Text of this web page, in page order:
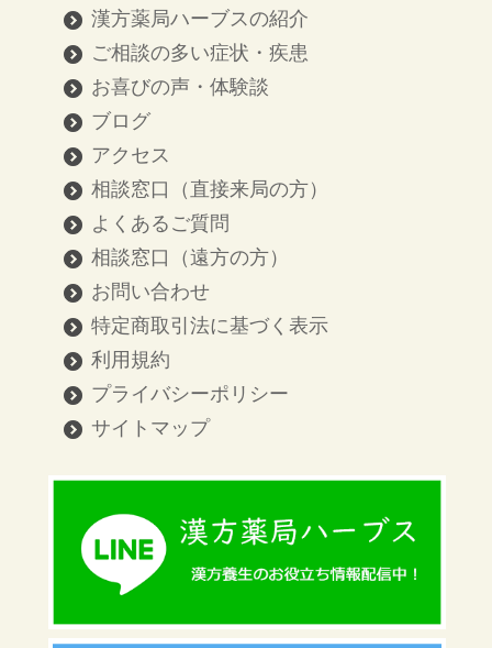
漢方薬局ハーブスの紹介
ご相談の多い症状・疾患
お喜びの声・体験談
ブログ
アクセス
相談窓口（直接来局の方）
よくあるご質問
相談窓口（遠方の方）
お問い合わせ
特定商取引法に基づく表示
利用規約
プライバシーポリシー
サイトマップ